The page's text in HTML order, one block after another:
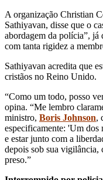
A organização Christian
Sathiyavan, disse que o
abordagem da polícia”, já
com tanta rigidez a
Sathiyavan acredita que
cristãos no Reino Unido.
“Como um todo, posso
opina. “Me lembro
ministro, Boris Johnson,
especificamente: 'Um dos
e estar junto com a
depois sob sua vigilância,
preso.”